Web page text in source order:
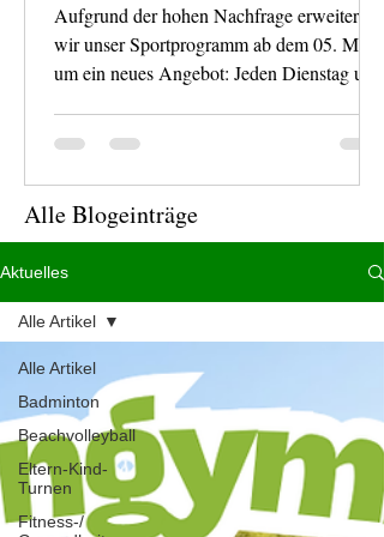
Aufgrund der hohen Nachfrage erweitern
wir unser Sportprogramm ab dem 05. Mai
um ein neues Angebot: Jeden Dienstag um
leicht und wohltuend gestaltet – ideal für
alle, die den Tag mit sanfter Bewegung an
der frischen Luft beginnen möchten.
Besonders wichtig: Dieses Angebot gilt für
alle Mitglieder und Interessierten, ganz
ohne Altersbegrenzung. Wir freuen uns üb
Alle Blogeinträge
Aktuelles
Alle Artikel
Badminton
Beachvolleyball
Eltern-Kind-
Turnen
Fitness-/
Alle Artikel